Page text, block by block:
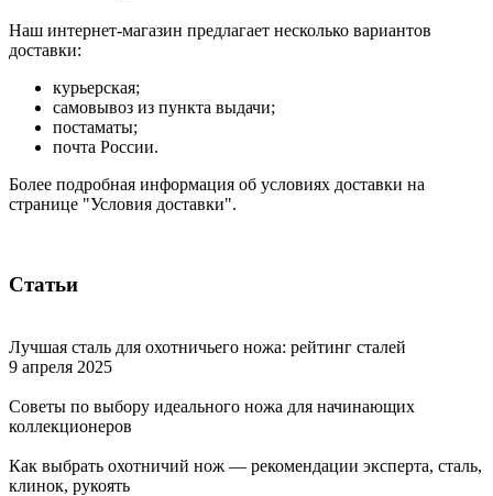
Наш интернет-магазин предлагает несколько вариантов
доставки:
курьерская;
самовывоз из пункта выдачи;
постаматы;
почта России.
Более подробная информация об условиях доставки на
странице "Условия доставки".
Статьи
Лучшая сталь для охотничьего ножа: рейтинг сталей
9 апреля 2025
Советы по выбору идеального ножа для начинающих
коллекционеров
Как выбрать охотничий нож — рекомендации эксперта, сталь,
клинок, рукоять